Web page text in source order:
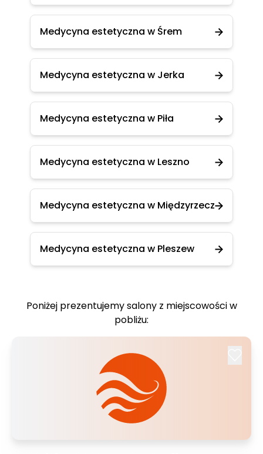
Medycyna estetyczna w Śrem
Medycyna estetyczna w Jerka
Medycyna estetyczna w Piła
Medycyna estetyczna w Leszno
Medycyna estetyczna w Międzyrzecz
Medycyna estetyczna w Pleszew
Poniżej prezentujemy salony z miejscowości w
pobliżu: